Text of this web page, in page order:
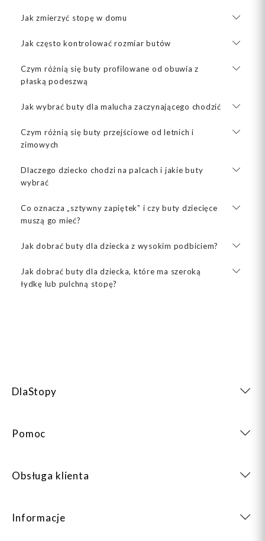
Jak zmierzyć stopę w domu
Jak często kontrolować rozmiar butów
Czym różnią się buty profilowane od obuwia z
płaską podeszwą
Jak wybrać buty dla malucha zaczynającego chodzić
Czym różnią się buty przejściowe od letnich i
zimowych
Dlaczego dziecko chodzi na palcach i jakie buty
wybrać
Co oznacza „sztywny zapiętek” i czy buty dziecięce
muszą go mieć?
Jak dobrać buty dla dziecka z wysokim podbiciem?
Jak dobrać buty dla dziecka, które ma szeroką
łydkę lub pulchną stopę?
DlaStopy
Pomoc
Obsługa klienta
Informacje